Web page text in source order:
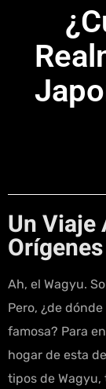
Un Viaje
Ah, el Wagyu.
Pero, ¿de
famosa? Para
hogar de esta
tipos de